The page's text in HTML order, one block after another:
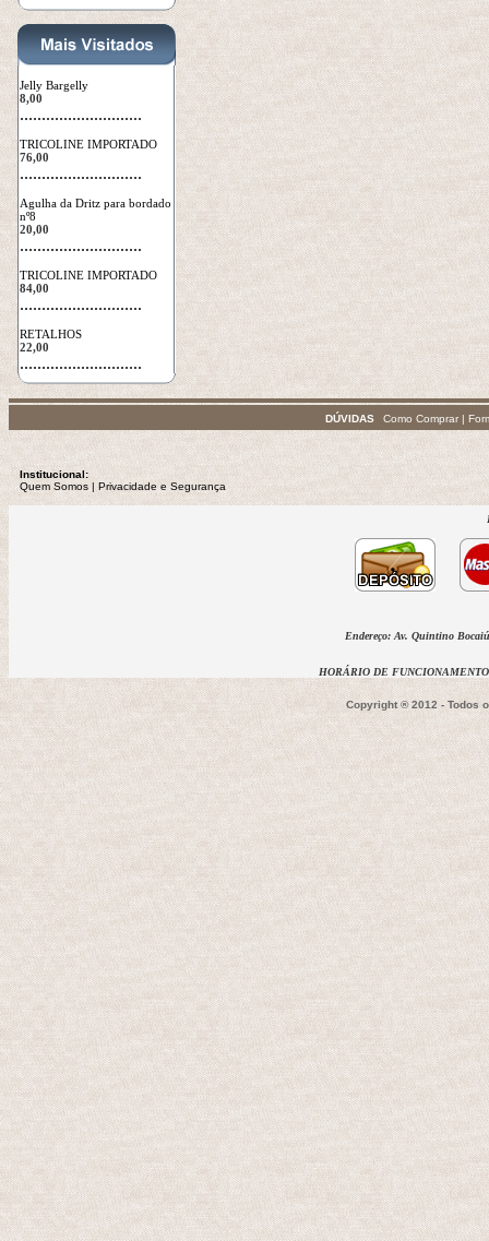
Jelly Bargelly
8,00
............................
TRICOLINE IMPORTADO
76,00
............................
Agulha da Dritz para bordado
nº8
20,00
............................
TRICOLINE IMPORTADO
84,00
............................
RETALHOS
22,00
............................
DÚVIDAS Como Comprar |
Institucional:
Quem Somos | Privacidade e Segurança
Endereço: Av. Quintino
HORÁRIO DE
Copyright ® 2012 - Todos